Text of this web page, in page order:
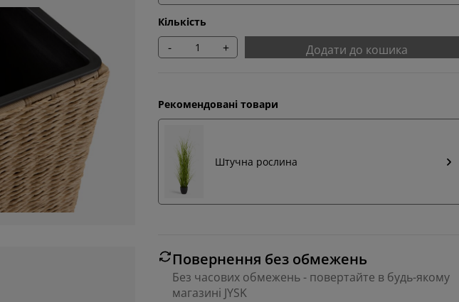
Кількість
- + Додати до кошика
Рекомендовані товари
Штучна рослина
Повернення без обмежень
Без часових обмежень - повертайте в будь-якому
магазині JYSK